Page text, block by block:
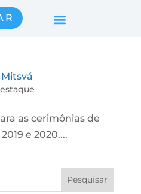
as cerimônias de
e 2020....